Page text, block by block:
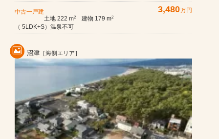
中古一戸建 3,480万円
土地 222 m2 建物 179 m2
（ 5LDK+S）温泉不可
沼津 ［海側エリア］